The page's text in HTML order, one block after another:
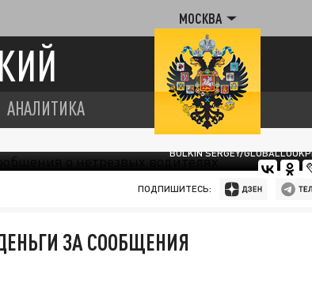
МОСКВА
АНАЛИТИКА
BULKIN SERGEY/
ПОДПИШИТЕСЬ:
ЗА СООБЩЕНИЯ